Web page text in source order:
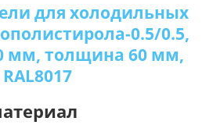
для холодильных
0.5/0.5,
мм, толщина 60 мм,
RAL8017